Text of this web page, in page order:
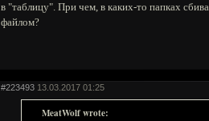
в "таблицу". При чем, в каких-то папках
файлом?
#223493 13.03.2017 01:25
MeatWolf wrote: